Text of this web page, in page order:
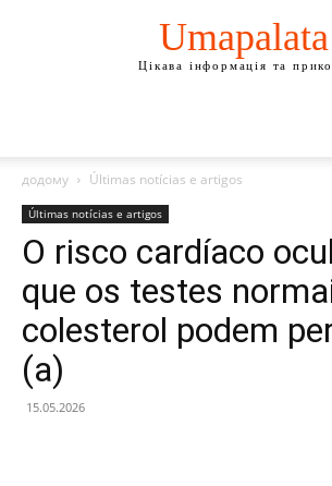
Umapalata
Цікава інформація та
додому Últimas notícias e artigos
Últimas notícias e artigos
O risco cardíaco
que os testes
colesterol podem
(a)
15.05.2026